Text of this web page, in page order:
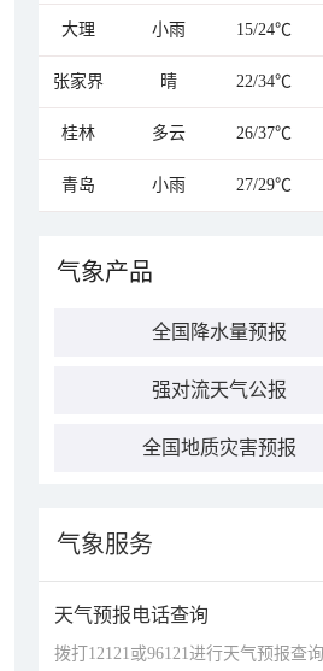
大理 小雨 15/24℃
张家界 晴 22/34℃
桂林 多云 26/37℃
青岛 小雨 27/29℃
气象产品
全国降水量预报
强对流天气公报
全国地质灾害预报
气象服务
天气预报电话查询
拨打12121或96121进行天气预报查询